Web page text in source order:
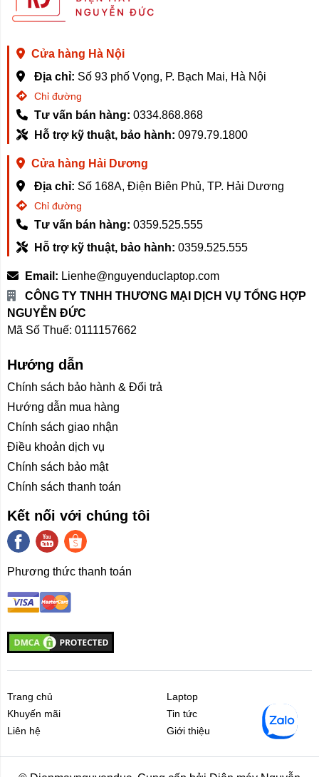
Cửa hàng Hà Nội
Địa chỉ: Số 93 phố Vọng, P. Bạch Mai, Hà Nội
Chỉ đường
Tư vấn bán hàng: 0334.868.868
Hỗ trợ kỹ thuật, bảo hành: 0979.79.1800
Cửa hàng Hải Dương
Địa chỉ: Số 168A, Điện Biên Phủ, TP. Hải Dương
Chỉ đường
Tư vấn bán hàng: 0359.525.555
Hỗ trợ kỹ thuật, bảo hành: 0359.525.555
Email: Lienhe@nguyenduclaptop.com
CÔNG TY TNHH THƯƠNG MẠI DỊCH VỤ TỔNG HỢP
NGUYỄN ĐỨC
Mã Số Thuế: 0111157662
Hướng dẫn
Chính sách bảo hành & Đổi trả
Hướng dẫn mua hàng
Chính sách giao nhận
Điều khoản dịch vụ
Chính sách bảo mật
Chính sách thanh toán
Kết nối với chúng tôi
Phương thức thanh toán
Trang chủ
Laptop
Khuyến mãi
Tin tức
Liên hệ
Giới thiệu